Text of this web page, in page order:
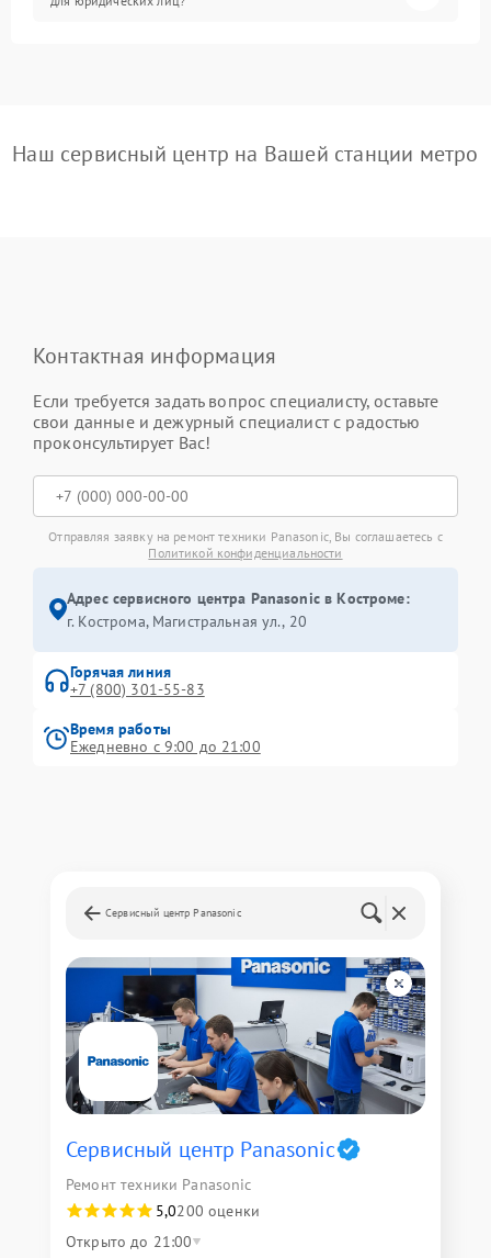
Наш сервисный центр на Вашей станции метро
Контактная информация
Если требуется задать вопрос специалисту, оставьте
свои данные и дежурный специалист с радостью
проконсультирует Вас!
Отправляя заявку на ремонт техники Panasonic, Вы соглашаетесь с
Политикой конфиденциальности
Адрес сервисного центра Panasonic в Костроме:
г. Кострома, Магистральная ул., 20
Горячая линия
+7 (800) 301-55-83
Время работы
Ежедневно с 9:00 до 21:00
Сервисный центр Panasonic
Сервисный центр Panasonic
Ремонт техники Panasonic
5,0200 оценки
Открыто до 21:00